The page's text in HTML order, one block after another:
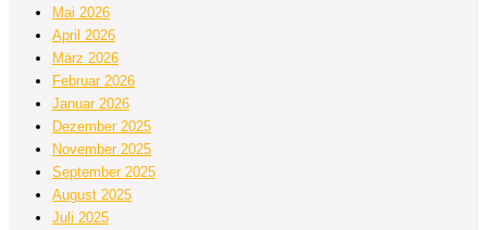
Mai 2026
April 2026
März 2026
Februar 2026
Januar 2026
Dezember 2025
November 2025
September 2025
August 2025
Juli 2025